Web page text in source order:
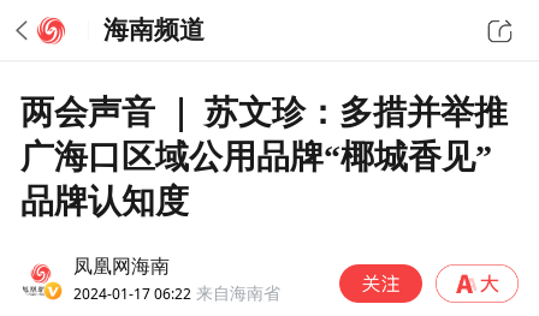
海南频道
两会声音 ｜ 苏文珍：多措并举推
广海口区域公用品牌“椰城香见”
品牌认知度
凤凰网海南
2024-01-17 06:22 来自海南省